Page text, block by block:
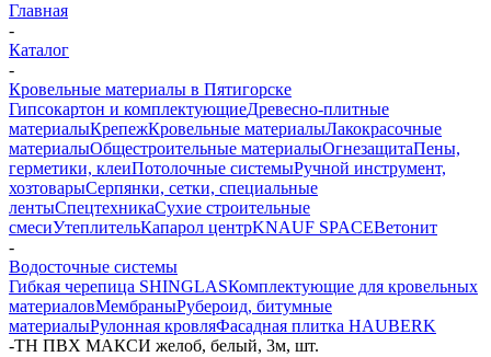
Главная
-
Каталог
-
Кровельные материалы в Пятигорске
Гипсокартон и комплектующиеДревесно-плитные
материалыКрепежКровельные материалыЛакокрасочные
материалыОбщестроительные материалыОгнезащитаПены,
герметики, клеиПотолочные системыРучной инструмент,
хозтоварыСерпянки, сетки, специальные
лентыСпецтехникаСухие строительные
смесиУтеплительКапарол центрKNAUF SPACEВетонит
-
Водосточные системы
Гибкая черепица SHINGLASКомплектующие для кровельных
материаловМембраныРубероид, битумные
материалыРулонная кровляФасадная плитка HAUBERK
-ТН ПВХ МАКСИ желоб, белый, 3м, шт.